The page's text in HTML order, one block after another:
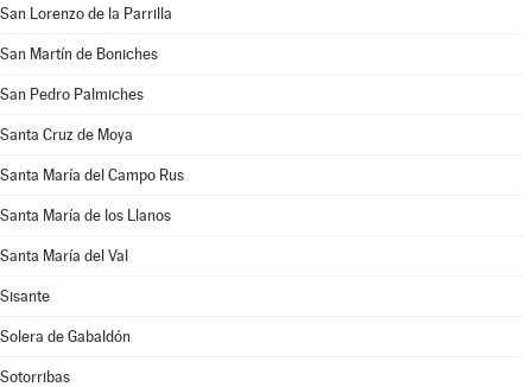
San Lorenzo de la Parrilla
San Martín de Boniches
San Pedro Palmiches
Santa Cruz de Moya
Santa María del Campo Rus
Santa María de los Llanos
Santa María del Val
Sisante
Solera de Gabaldón
Sotorribas